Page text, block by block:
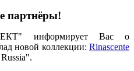
партнёры!
информирует Вас о
новой коллекции: Rinascente